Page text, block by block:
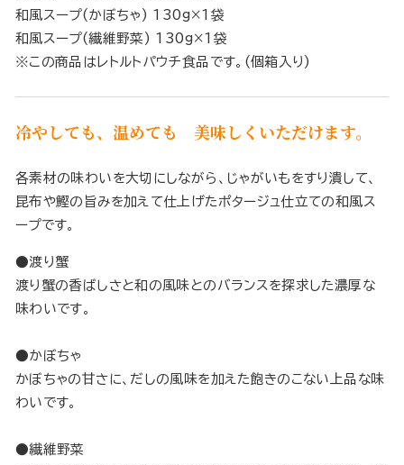
和風スープ(かぼちゃ) 130g×1袋
和風スープ(繊維野菜) 130g×1袋
※この商品はレトルトパウチ食品です。(個箱入り)
冷やしても、温めても 美味しくいただけます。
各素材の味わいを大切にしながら、じゃがいもをすり潰して、
昆布や鰹の旨みを加えて仕上げたポタージュ仕立ての和風ス
ープです。
●渡り蟹
渡り蟹の香ばしさと和の風味とのバランスを探求した濃厚な
味わいです。
●かぼちゃ
かぼちゃの甘さに、だしの風味を加えた飽きのこない上品な味
わいです。
●繊維野菜